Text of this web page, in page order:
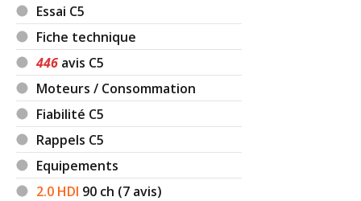
03/20
2.0 HDi 110 ch 268000,annee
18/20
2.0 HDi 110 ch 1870000km 2001
exclusif 2001(0 )
17/20
2.0 HDi 110 ch Manuelle,
180000km,2001, finit(
Essai C5
Fiche technique
446 avis C5
Moteurs / Consommation
Fiabilité C5
Rappels C5
Equipements
2.0 HDI 90 ch (7 avis)